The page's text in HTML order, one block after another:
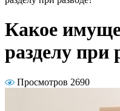
Какое
разделу при
Просмотров 2690